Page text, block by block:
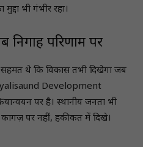
भी गंभीर रहा।
निगाहें परिणाम पर
सहमत थे कि विकास तभी दिखेगा जब
Development
पर है। स्थानीय जनता भी
कागज़ पर नहीं, हकीकत में दिखे।